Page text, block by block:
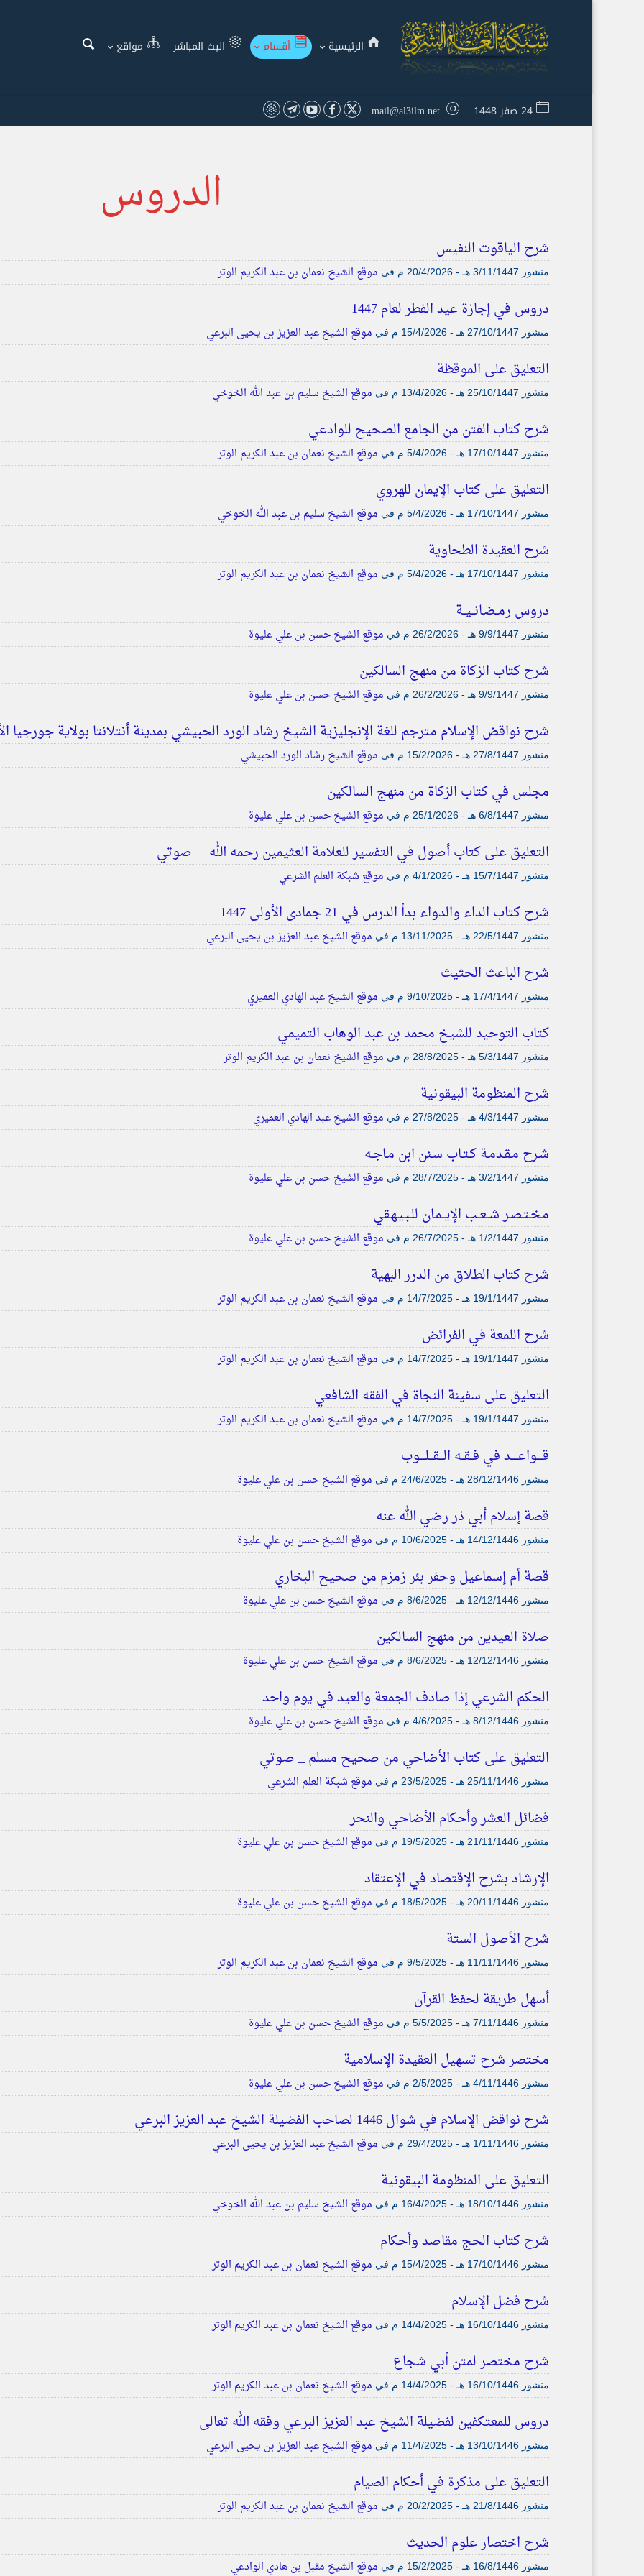
الرئيسية أقسام البث المباشر مواقع
24 صفر 1448 mail@al3ilm.net
الدروس
شرح الياقوت النفيس
منشور في موقع الشيخ نعمان بن عبد الكريم الوتر
دروس في إجازة عيد الفطر لعام 1447
منشور في موقع الشيخ عبد العزيز بن يحيى البرعي
التعليق على الموقظة
منشور في موقع الشيخ سليم بن عبد الله الخوخي
شرح كتاب الفتن من الجامع الصحيح للوادعي
منشور في موقع الشيخ نعمان بن عبد الكريم الوتر
التعليق على كتاب الإيمان للهروي
منشور في موقع الشيخ سليم بن عبد الله الخوخي
شرح العقيدة الطحاوية
منشور في موقع الشيخ نعمان بن عبد الكريم الوتر
دروس رمــضـانــيــة
منشور في موقع الشيخ حسن بن علي عليوة
شرح كتاب الزكاة من منهج السالكين
منشور في موقع الشيخ حسن بن علي عليوة
شرح نواقض الإسلام مترجم للغة الإنجليزية الشيخ رشاد الورد الحبيشي بمدينة أنتلانتا بولاية جورجيا
منشور في موقع الشيخ رشاد الورد الحبيشي
مجلس في كتاب الزكاة من منهج السالكين
منشور في موقع الشيخ حسن بن علي عليوة
التعليق على كتاب أصول في التفسير للعلامة العثيمين رحمه الله _ صوتي
منشور في موقع شبكة العلم الشرعي
شرح كتاب الداء والدواء بدأ الدرس في 21 جمادى الأولى 1447
منشور في موقع الشيخ عبد العزيز بن يحيى البرعي
شرح الباعث الحثيث
منشور في موقع الشيخ عبد الهادي العميري
كتاب التوحيد للشيخ محمد بن عبد الوهاب التميمي
منشور في موقع الشيخ نعمان بن عبد الكريم الوتر
شرح المنظومة البيقونية
منشور في موقع الشيخ عبد الهادي العميري
شـرح مـقـدمـة كـتـاب سـنن ابن مـاجـه
منشور في موقع الشيخ حسن بن علي عليوة
مـخـتـصـر شــعــب الإيــمـان للـبـيـهـقي
منشور في موقع الشيخ حسن بن علي عليوة
شرح كتاب الطلاق من الدرر البهية
منشور في موقع الشيخ نعمان بن عبد الكريم الوتر
شرح اللمعة في الفرائض
منشور في موقع الشيخ نعمان بن عبد الكريم الوتر
التعليق على سفينة النجاة في الفقه الشافعي
منشور في موقع الشيخ نعمان بن عبد الكريم الوتر
قــــواعـــــد في فــقــه الـــقـــلــــوب
منشور في موقع الشيخ حسن بن علي عليوة
قصة إسلام أبي ذر رضي الله عنه
منشور في موقع الشيخ حسن بن علي عليوة
قصة أم إسماعيل وحفر بئر زمزم من صحيح البخاري
منشور في موقع الشيخ حسن بن علي عليوة
صلاة العيدين من منهج السالكين
منشور في موقع الشيخ حسن بن علي عليوة
الحكم الشرعي إذا صادف الجمعة والعيد في يوم واحد
منشور في موقع الشيخ حسن بن علي عليوة
التعليق على كتاب الأضاحي من صحيح مسلم _ صوتي
منشور في موقع شبكة العلم الشرعي
فضائل العشر وأحكام الأضاحي والنحر
منشور في موقع الشيخ حسن بن علي عليوة
الإرشاد بشرح الإقتصاد في الإعتقاد
منشور في موقع الشيخ حسن بن علي عليوة
شرح الأصول الستة
منشور في موقع الشيخ نعمان بن عبد الكريم الوتر
أسهل طريقة لحفظ القرآن
منشور في موقع الشيخ حسن بن علي عليوة
مختصر شرح تسهيل العقيدة الإسلامية
منشور في موقع الشيخ حسن بن علي عليوة
شرح نواقض الإسلام في شوال 1446 لصاحب الفضيلة الشيخ عبد العزيز البرعي
منشور في موقع الشيخ عبد العزيز بن يحيى البرعي
التعليق على المنظومة البيقونية
منشور في موقع الشيخ سليم بن عبد الله الخوخي
شرح كتاب الحج مقاصد وأحكام
منشور في موقع الشيخ نعمان بن عبد الكريم الوتر
شرح فضل الإسلام
منشور في موقع الشيخ نعمان بن عبد الكريم الوتر
شرح مختصر لمتن أبي شجاع
منشور في موقع الشيخ نعمان بن عبد الكريم الوتر
دروس للمعتكفين لفضيلة الشيخ عبد العزيز البرعي وفقه الله تعالى
منشور في موقع الشيخ عبد العزيز بن يحيى البرعي
التعليق على مذكرة في أحكام الصيام
منشور في موقع الشيخ نعمان بن عبد الكريم الوتر
شرح اختصار علوم الحديث
منشور في موقع الشيخ مقبل بن هادي الوادعي